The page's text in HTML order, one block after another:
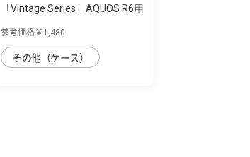
「Vintage Series」AQUOS R6用
参考価格￥1,480
その他（ケース）